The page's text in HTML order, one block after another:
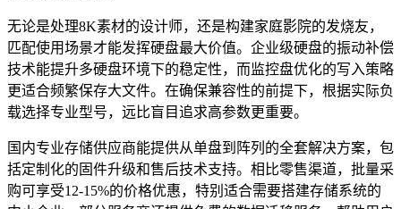
无论是处理8K素材的设计师，还是构建家庭影院的发烧友，
匹配使用场景才能发挥硬盘最大价值。企业级硬盘的振动补偿
技术能提升多硬盘环境下的稳定性，而监控盘优化的写入策略
更适合频繁保存大文件。在确保兼容性的前提下，根据实际负
载选择专业型号，远比盲目追求高参数更重要。
国内专业存储供应商能提供从单盘到阵列的全套解决方案，包
括定制化的固件升级和售后技术支持。相比零售渠道，批量采
购可享受12-15%的价格优惠，特别适合需要搭建存储系统的